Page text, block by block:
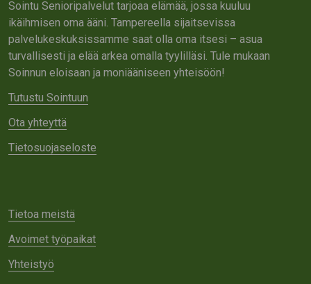
Sointu Senioripalvelut tarjoaa elämää, jossa kuuluu
ikäihmisen oma ääni. Tampereella sijaitsevissa
palvelukeskuksissamme saat olla oma itsesi – asua
turvallisesti ja elää arkea omalla tyylilläsi. Tule mukaan
Soinnun eloisaan ja moniääniseen yhteisöön!
Tutustu Sointuun
Ota yhteyttä
Tietosuojaseloste
Tietoa meistä
Avoimet työpaikat
Yhteistyö